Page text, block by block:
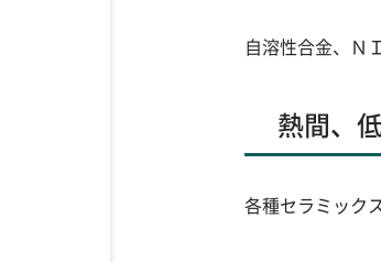
自溶性合金、Ｎ
熱間、
各種セラミッ